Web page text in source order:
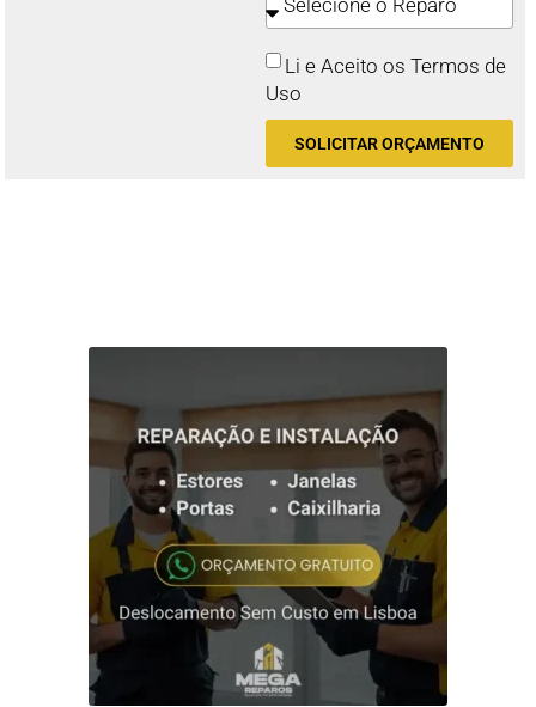
Li e Aceito os Termos de
Uso
SOLICITAR ORÇAMENTO